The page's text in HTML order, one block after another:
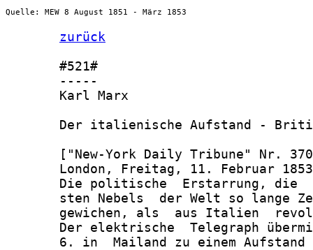
Quelle: MEW 8 August 1851 - März 1853
zurück